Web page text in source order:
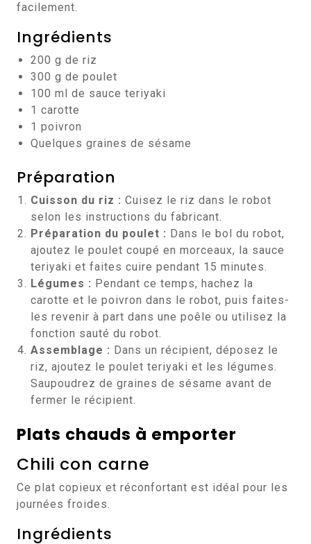
facilement.
Ingrédients
200 g de riz
300 g de poulet
100 ml de sauce teriyaki
1 carotte
1 poivron
Quelques graines de sésame
Préparation
Cuisson du riz : Cuisez le riz dans le robot
selon les instructions du fabricant.
Préparation du poulet : Dans le bol du robot,
ajoutez le poulet coupé en morceaux, la sauce
teriyaki et faites cuire pendant 15 minutes.
Légumes : Pendant ce temps, hachez la
carotte et le poivron dans le robot, puis faites-
les revenir à part dans une poêle ou utilisez la
fonction sauté du robot.
Assemblage : Dans un récipient, déposez le
riz, ajoutez le poulet teriyaki et les légumes.
Saupoudrez de graines de sésame avant de
fermer le récipient.
Plats chauds à emporter
Chili con carne
Ce plat copieux et réconfortant est idéal pour les
journées froides.
Ingrédients